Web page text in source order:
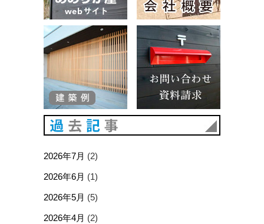
2026年7月 (2)
2026年6月 (1)
2026年5月 (5)
2026年4月 (2)